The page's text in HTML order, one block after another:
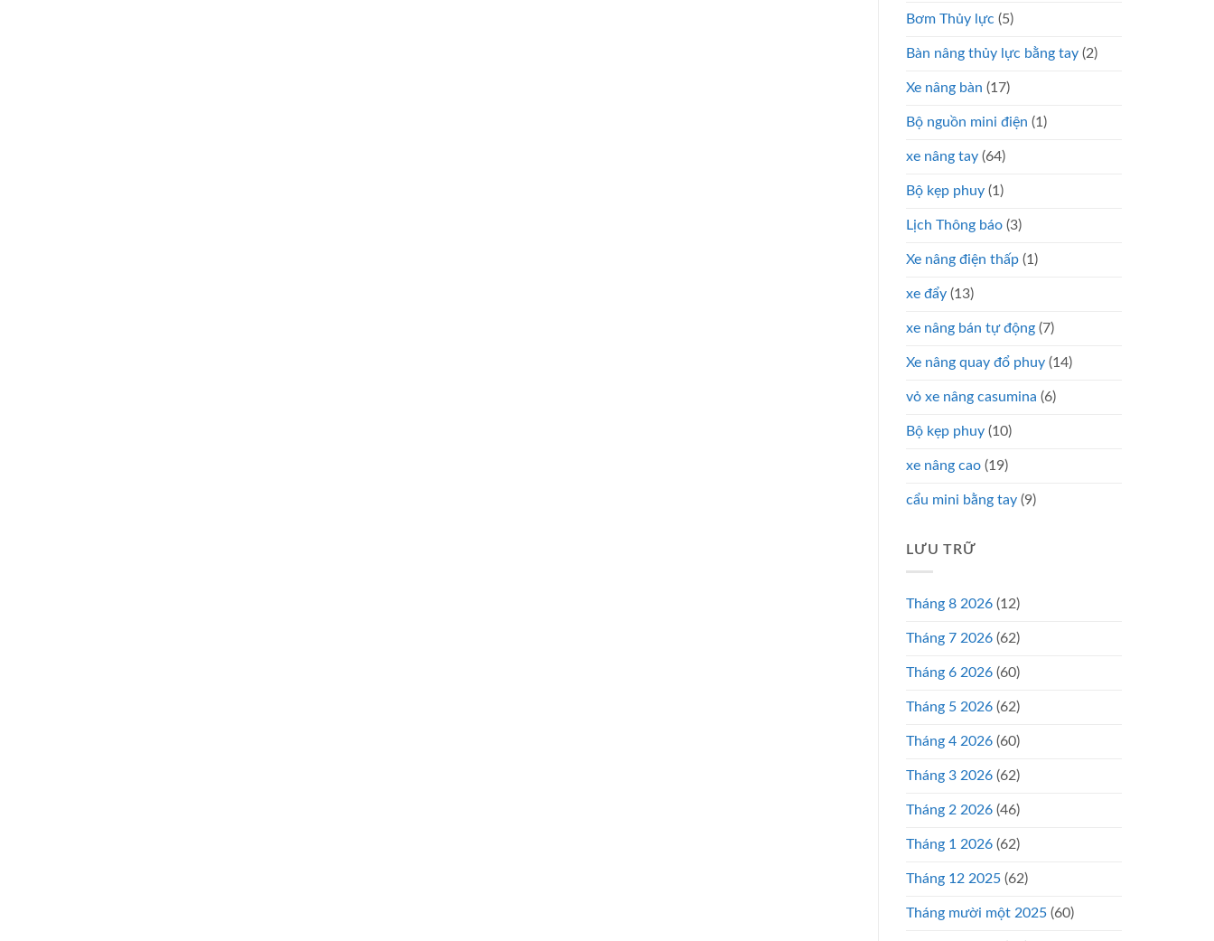
Bơm Thủy lực (5)
Bàn nâng thủy lực bằng tay (2)
Xe nâng bàn (17)
Bộ nguồn mini điện (1)
xe nâng tay (64)
Bộ kẹp phuy (1)
Lịch Thông báo (3)
Xe nâng điện thấp (1)
xe đẩy (13)
xe nâng bán tự động (7)
Xe nâng quay đổ phuy (14)
vỏ xe nâng casumina (6)
Bộ kẹp phuy (10)
xe nâng cao (19)
cẩu mini bằng tay (9)
LƯU TRỮ
Tháng 8 2026 (12)
Tháng 7 2026 (62)
Tháng 6 2026 (60)
Tháng 5 2026 (62)
Tháng 4 2026 (60)
Tháng 3 2026 (62)
Tháng 2 2026 (46)
Tháng 1 2026 (62)
Tháng 12 2025 (62)
Tháng mười một 2025 (60)